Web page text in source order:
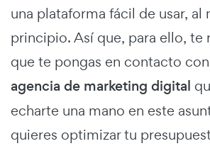
una plataforma fácil de usar, al
principio. Así que, para ello, te
que te pongas en contacto
agencia de marketing digital
echarte una mano en este
quieres optimizar tu